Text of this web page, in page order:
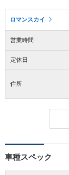
ロマンスカイ
営業時間
定休日
住所
車種スペック